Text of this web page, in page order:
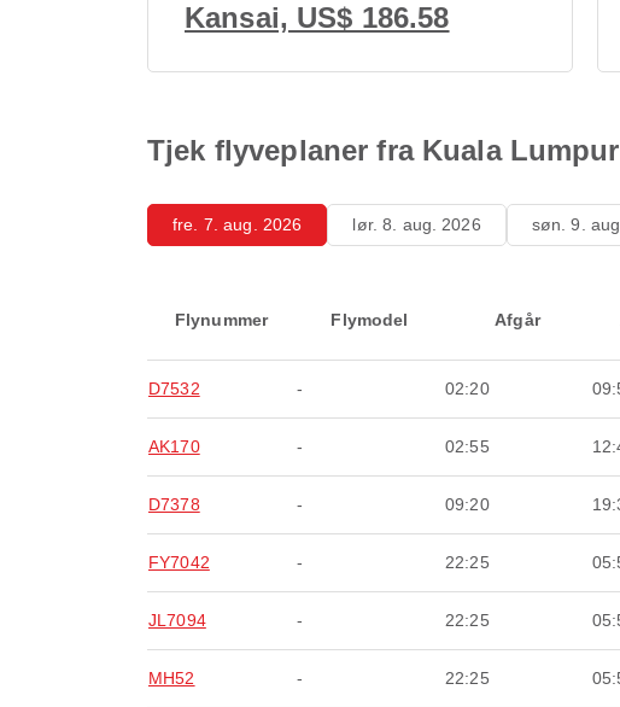
Kansai, US$ 186.58
Tjek flyveplaner fra Kuala
fre. 7. aug. 2026 lør. 8. aug. 2026 søn. 9.
Flynummer Flymodel Afgår
D7532 - 02:20
AK170 - 02:55
D7378 - 09:20
FY7042 - 22:25
JL7094 - 22:25
MH52 - 22:25